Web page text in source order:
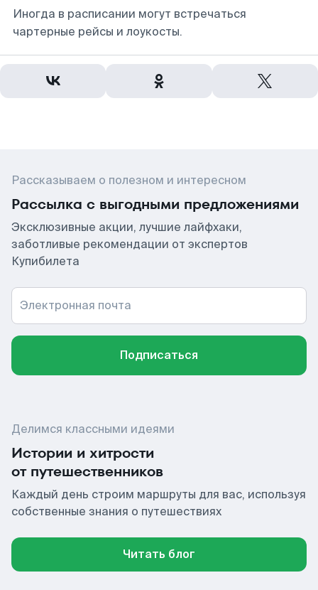
Иногда в расписании могут встречаться
чартерные рейсы и лоукосты.
Рассказываем о полезном и интересном
Рассылка с выгодными предложениями
Эксклюзивные акции, лучшие лайфхаки,
заботливые рекомендации от экспертов
Купибилета
Электронная почта
Подписаться
Делимся классными идеями
Истории и хитрости
от путешественников
Каждый день строим маршруты для вас, используя
собственные знания о путешествиях
Читать блог